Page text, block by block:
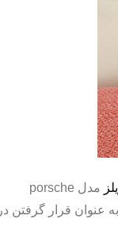
مدل porsche
عنوان قرار گرفتن در